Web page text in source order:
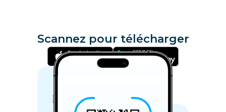
Scannez pour télécharger